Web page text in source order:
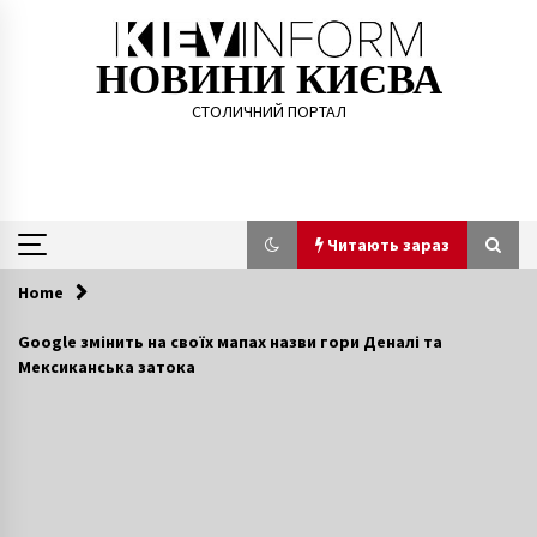
НОВИНИ КИЄВА
СТОЛИЧНИЙ ПОРТАЛ
Читають зараз
Читають зараз
Активісти закликають перетворити
Home
Google змінить на своїх мапах назви гори Деналі та
Мексиканська затока